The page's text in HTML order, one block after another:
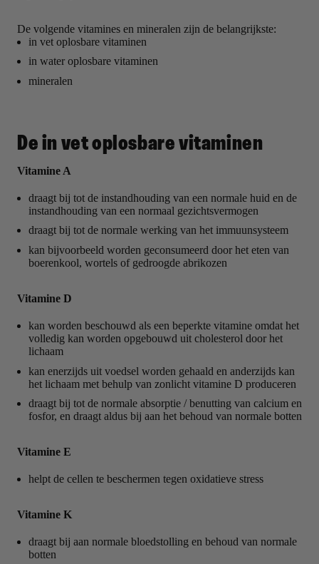
De volgende vitamines en mineralen zijn de belangrijkste:
in vet oplosbare vitaminen
in water oplosbare vitaminen
mineralen
De in vet oplosbare vitaminen
Vitamine A
draagt bij tot de instandhouding van een normale huid en de
instandhouding van een normaal gezichtsvermogen
draagt bij tot de normale werking van het immuunsysteem
kan bijvoorbeeld worden geconsumeerd door het eten van
boerenkool, wortels of gedroogde abrikozen
Vitamine D
kan worden beschouwd als een beperkte vitamine omdat het
volledig kan worden opgebouwd uit cholesterol door het
lichaam
kan enerzijds uit voedsel worden gehaald en anderzijds kan
het lichaam met behulp van zonlicht vitamine D produceren
draagt bij tot de normale absorptie / benutting van calcium en
fosfor, en draagt aldus bij aan het behoud van normale botten
Vitamine E
helpt de cellen te beschermen tegen oxidatieve stress
Vitamine K
draagt bij aan normale bloedstolling en behoud van normale
botten